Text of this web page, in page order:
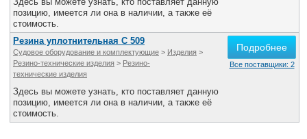
позицию, имеется ли она в наличии, а также её
стоимость.
Резина уплотнительная С 509
Судовое оборудование и комплектующие > Изделия >
Резино-технические изделия > Резино-
технические изделия
Здесь вы можете узнать, кто поставляет данную
позицию, имеется ли она в наличии, а также её
стоимость.
Подробнее
Все поставщики: 2